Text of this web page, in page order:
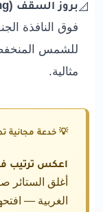
📐بروز السقف (Overhang):
فوق النافذة
للشمس
مثالية.
💡 خدعة مجانية
اعكس ترتيب
أغلق الستائر
الغربية —